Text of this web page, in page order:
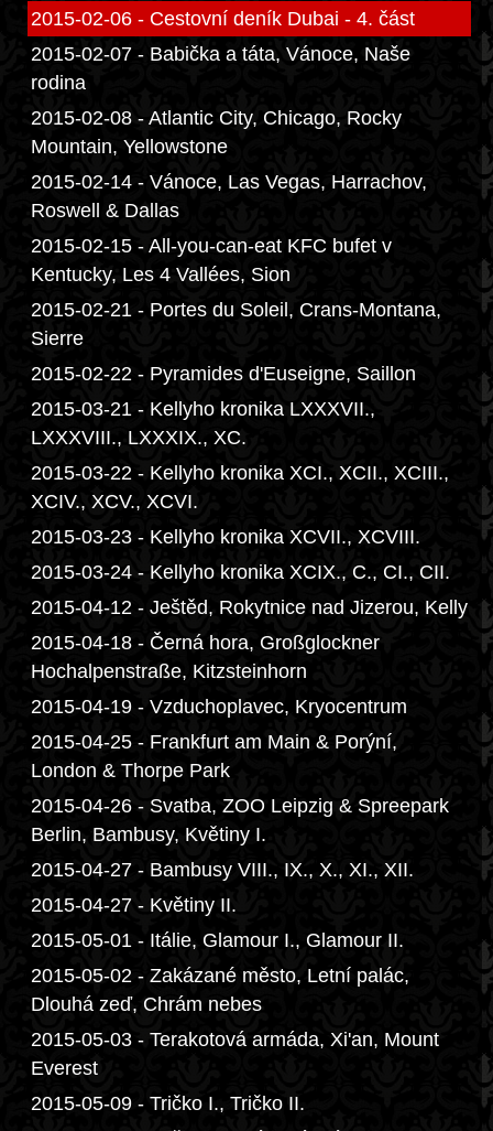
2015-02-06 - Cestovní deník Dubai - 4. část
2015-02-07 - Babička a táta, Vánoce, Naše
rodina
2015-02-08 - Atlantic City, Chicago, Rocky
Mountain, Yellowstone
2015-02-14 - Vánoce, Las Vegas, Harrachov,
Roswell & Dallas
2015-02-15 - All-you-can-eat KFC bufet v
Kentucky, Les 4 Vallées, Sion
2015-02-21 - Portes du Soleil, Crans-Montana,
Sierre
2015-02-22 - Pyramides d'Euseigne, Saillon
2015-03-21 - Kellyho kronika LXXXVII.,
LXXXVIII., LXXXIX., XC.
2015-03-22 - Kellyho kronika XCI., XCII., XCIII.,
XCIV., XCV., XCVI.
2015-03-23 - Kellyho kronika XCVII., XCVIII.
2015-03-24 - Kellyho kronika XCIX., C., CI., CII.
2015-04-12 - Ještěd, Rokytnice nad Jizerou, Kelly
2015-04-18 - Černá hora, Großglockner
Hochalpenstraße, Kitzsteinhorn
2015-04-19 - Vzduchoplavec, Kryocentrum
2015-04-25 - Frankfurt am Main & Porýní,
London & Thorpe Park
2015-04-26 - Svatba, ZOO Leipzig & Spreepark
Berlin, Bambusy, Květiny I.
2015-04-27 - Bambusy VIII., IX., X., XI., XII.
2015-04-27 - Květiny II.
2015-05-01 - Itálie, Glamour I., Glamour II.
2015-05-02 - Zakázané město, Letní palác,
Dlouhá zeď, Chrám nebes
2015-05-03 - Terakotová armáda, Xi'an, Mount
Everest
2015-05-09 - Tričko I., Tričko II.